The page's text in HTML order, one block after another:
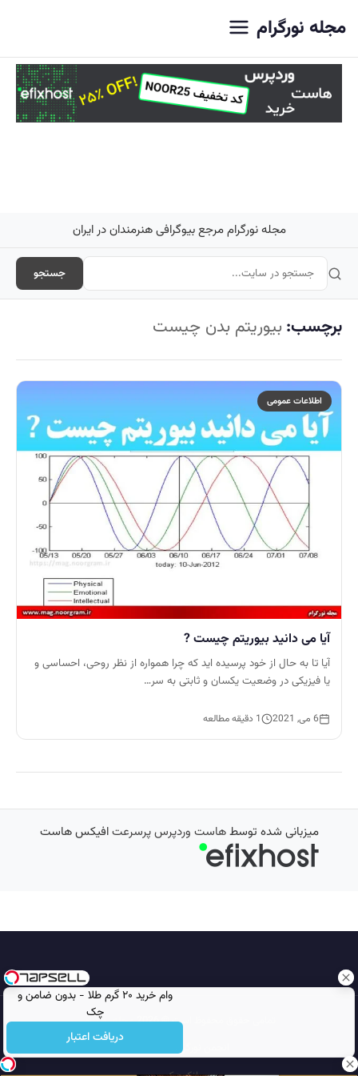
وام خرید ۲۰ گرم طلا - بدون ضامن و
چک
دریافت اعتبار
مجله نورگرام
مجله نورگرام مرجع بیوگرافی هنرمندان در ایران
جستجو
برچسب: بیوریتم بدن چیست
اطلاعات عمومی
آیا می دانید بیوریتم چیست ?
آیا تا به حال از خود پرسیده اید که چرا همواره از نظر روحی، احساسی و
یا فیزیکی در وضعیت یکسان و ثابتی به سر…
6 می, 2021 1 دقیقه مطالعه
میزبانی شده توسطهاست وردپرس پرسرعتافیکس هاست
تمامی حقوق محفوظ است © 2026
مجله نورگرام
انجمن نورگرام